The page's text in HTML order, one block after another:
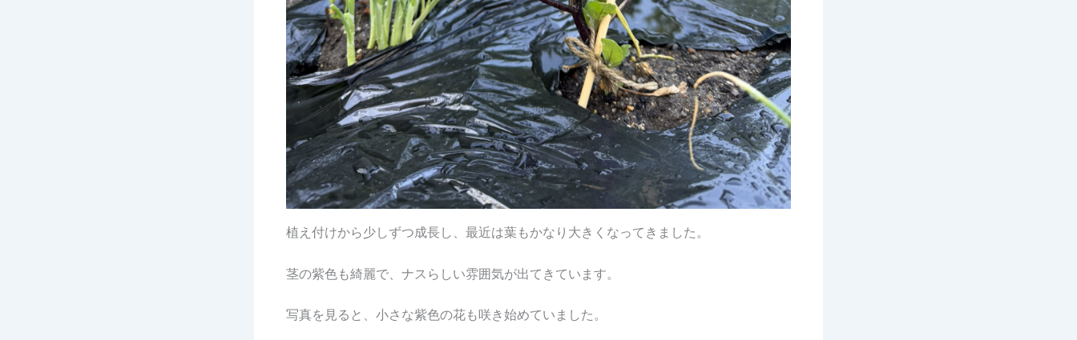
植え付けから少しずつ成長し、最近は葉もかなり大きくなってきました。
茎の紫色も綺麗で、ナスらしい雰囲気が出てきています。
写真を見ると、小さな紫色の花も咲き始めていました。